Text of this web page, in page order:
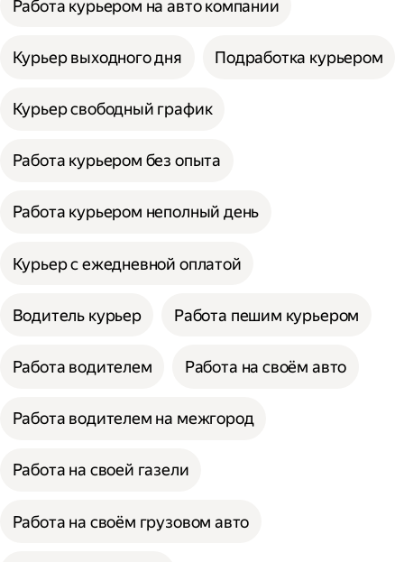
Работа курьером на авто компании
Курьер выходного дня Подработка курьером
Курьер свободный график
Работа курьером без опыта
Работа курьером неполный день
Курьер с ежедневной оплатой
Водитель курьер Работа пешим курьером
Работа водителем Работа на своём авто
Работа водителем на межгород
Работа на своей газели
Работа на своём грузовом авто